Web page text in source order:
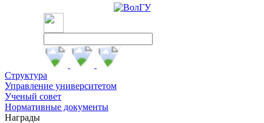
Структура
Управление университетом
Ученый совет
Нормативные документы
Награды